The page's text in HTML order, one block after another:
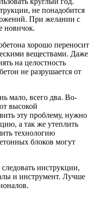
не понадобится
При желании с
новичок.
хорошо переносит
веществами. Даже
на целостность
не разрушается от
мало, всего два. Во-
высокой
эту проблему, нужно
а так же утеплить
технологию
блоков могут
инструкции,
и инструмент. Лучше